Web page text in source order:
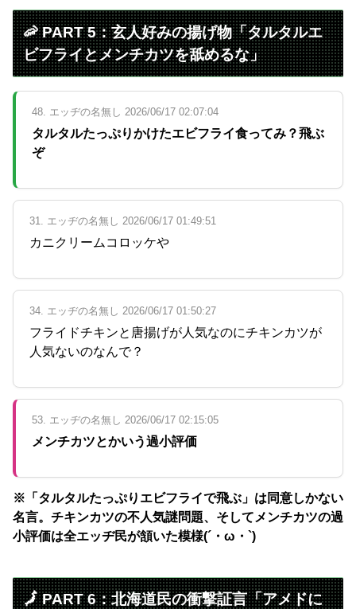
🦐 PART 5：玄人好みの揚げ物「タルタルエ
ビフライとメンチカツを舐めるな」
48. エッヂの名無し 2026/06/17 02:07:04
タルタルたっぷりかけたエビフライ食ってみ？飛ぶ
ぞ
31. エッヂの名無し 2026/06/17 01:49:51
カニクリームコロッケや
34. エッヂの名無し 2026/06/17 01:50:27
フライドチキンと唐揚げが人気なのにチキンカツが
人気ないのなんで？
53. エッヂの名無し 2026/06/17 02:15:05
メンチカツとかいう過小評価
※「タルタルたっぷりエビフライで飛ぶ」は同意しかない
名言。チキンカツの不人気謎問題、そしてメンチカツの過
小評価は全エッヂ民が頷いた模様(´・ω・`)
🗾 PART 6：北海道民の衝撃証言「アメドに